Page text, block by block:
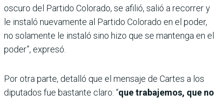
oscuro del Partido Colorado, se afilió, salió a recorrer y
le instaló nuevamente al Partido Colorado en el poder,
no solamente le instaló sino hizo que se mantenga en el
poder”, expresó.
Por otra parte, detalló que el mensaje de Cartes a los
diputados fue bastante claro: “que trabajemos, que no